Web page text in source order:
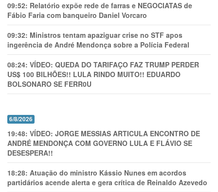
09:52: Relatório expõe rede de farras e NEGOCIATAS de
Fábio Faria com banqueiro Daniel Vorcaro
09:32: Ministros tentam apaziguar crise no STF apos
ingerência de André Mendonça sobre a Polícia Federal
08:24: VÍDEO: QUEDA DO TARIFAÇO FAZ TRUMP PERDER
US$ 100 BILHÕES!! LULA RINDO MUITO!! EDUARDO
BOLSONARO SE FERR0U
6/8/2026
19:48: VÍDEO: JORGE MESSIAS ARTICULA ENCONTRO DE
ANDRÉ MENDONÇA COM GOVERNO LULA E FLÁVIO SE
DESESPERA!!
18:28: Atuação do ministro Kássio Nunes em acordos
partidários acende alerta e gera crítica de Reinaldo Azevedo